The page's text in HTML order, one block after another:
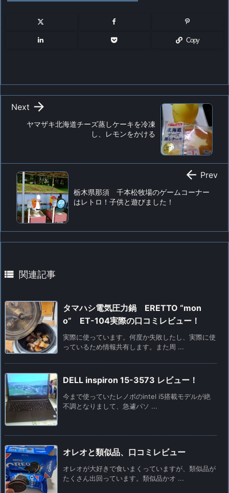
Copy
ヤマザキ北海道チーズ蒸しケーキを冷凍
し、レモンをかける

Next
栃木県那須 千本松牧場のゲームコーナー
はレトロ！子供と遊びました！
 Prev
 関連記事
タマハシ電気圧力鍋 ERETTO “mon
o” ET-104実際の口コミレビュー！
実際に使っています。何度か失敗したし、実際に使
っているため情報共有します。また周 ...
DELL inspiron 15-3573 レビュー！
今まで使っていたレノボのintel i5搭載モデルが絶
不調となりまして、急遽パソ ...
オレオと類似品、口コミレビュー
オレオが大好きで食いまくっていますが、類似品が
たくさん出回っています。類似品かオ ...